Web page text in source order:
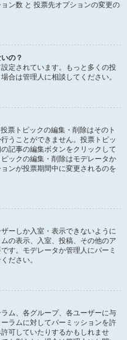
ン数 と 投票先オプションの変更の
の？
定されています。もっと多くの投
合は管理人に相談してください。
票トピックの編集・削除はそのト
うことができません。投票トピッ
記事の編集ボタンをクリックして
ックの編集・削除はモデレータか
ンが投票期間中に変更されるのを
ーしか入室・表示できないように
の表示、入室、投稿、その他のア
す。モデレータか管理人にパーミ
ださい。
ム、各グループ、各ユーザーに与
ラムに対してパーミッションを許
可していたりするかもしれませ